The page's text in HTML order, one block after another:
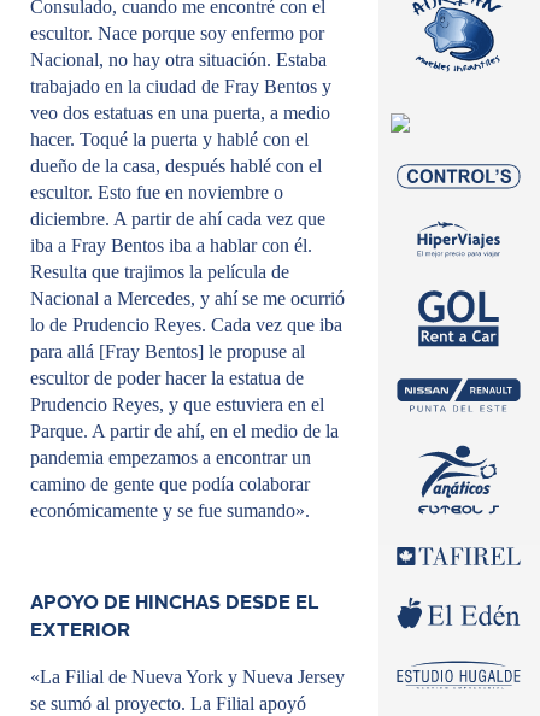
Consulado, cuando me encontré con el
escultor. Nace porque soy enfermo por
Nacional, no hay otra situación. Estaba
trabajado en la ciudad de Fray Bentos y
veo dos estatuas en una puerta, a medio
hacer. Toqué la puerta y hablé con el
dueño de la casa, después hablé con el
escultor. Esto fue en noviembre o
diciembre. A partir de ahí cada vez que
iba a Fray Bentos iba a hablar con él.
Resulta que trajimos la película de
Nacional a Mercedes, y ahí se me ocurrió
lo de Prudencio Reyes. Cada vez que iba
para allá [Fray Bentos] le propuse al
escultor de poder hacer la estatua de
Prudencio Reyes, y que estuviera en el
Parque. A partir de ahí, en el medio de la
pandemia empezamos a encontrar un
camino de gente que podía colaborar
económicamente y se fue sumando».
APOYO DE HINCHAS DESDE EL
EXTERIOR
«La Filial de Nueva York y Nueva Jersey
se sumó al proyecto. La Filial apoyó